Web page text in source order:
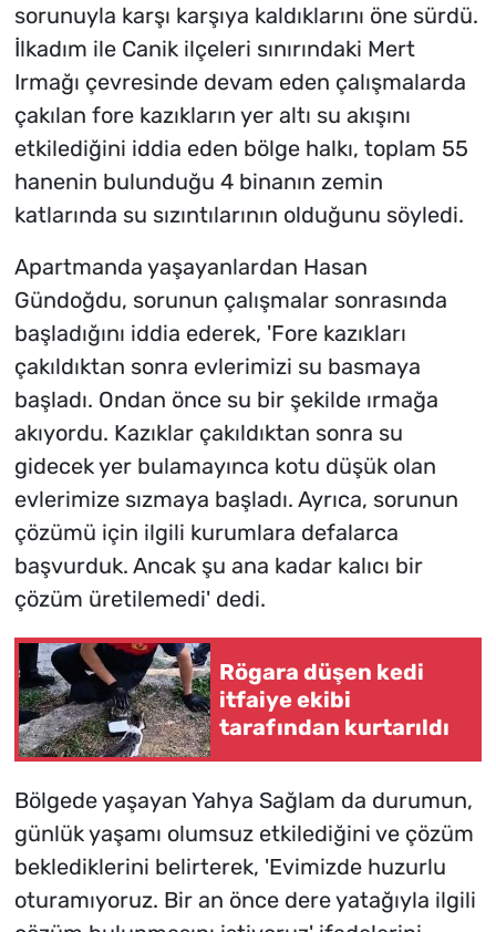
sorunuyla karşı karşıya kaldıklarını öne sürdü.
İlkadım ile Canik ilçeleri sınırındaki Mert
Irmağı çevresinde devam eden çalışmalarda
çakılan fore kazıkların yer altı su akışını
etkilediğini iddia eden bölge halkı, toplam 55
hanenin bulunduğu 4 binanın zemin
katlarında su sızıntılarının olduğunu söyledi.
Apartmanda yaşayanlardan Hasan
Gündoğdu, sorunun çalışmalar sonrasında
başladığını iddia ederek, 'Fore kazıkları
çakıldıktan sonra evlerimizi su basmaya
başladı. Ondan önce su bir şekilde ırmağa
akıyordu. Kazıklar çakıldıktan sonra su
gidecek yer bulamayınca kotu düşük olan
evlerimize sızmaya başladı. Ayrıca, sorunun
çözümü için ilgili kurumlara defalarca
başvurduk. Ancak şu ana kadar kalıcı bir
çözüm üretilemedi' dedi.
Rögara düşen kedi
itfaiye ekibi
tarafından kurtarıldı
Bölgede yaşayan Yahya Sağlam da durumun,
günlük yaşamı olumsuz etkilediğini ve çözüm
beklediklerini belirterek, 'Evimizde huzurlu
oturamıyoruz. Bir an önce dere yatağıyla ilgili